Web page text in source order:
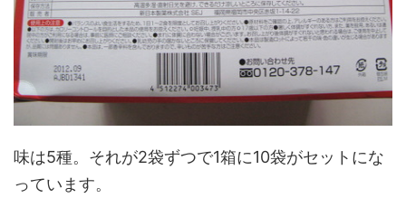
味は5種。それが2袋ずつで1箱に10袋がセットにな
っています。